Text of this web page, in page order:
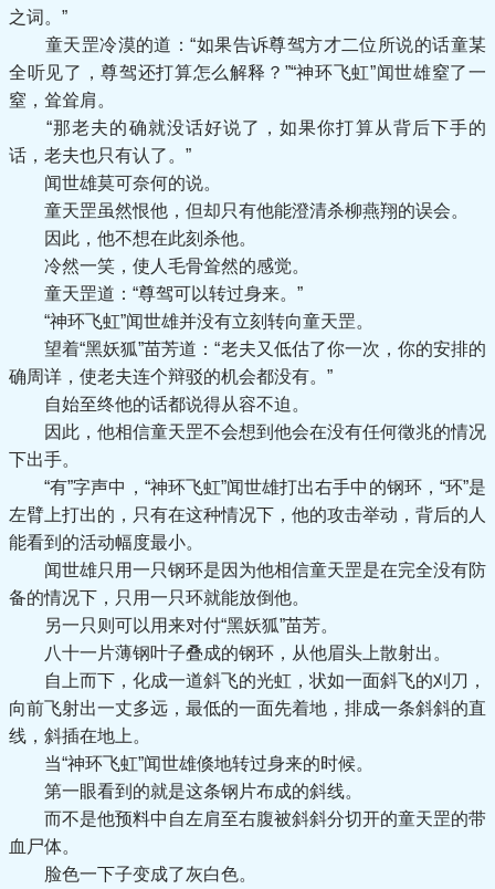
之词。”
童天罡冷漠的道：“如果告诉尊驾方才二位所说的话童某
全听见了，尊驾还打算怎么解释？”“神环飞虹”闻世雄窒了一
窒，耸耸肩。
“那老夫的确就没话好说了，如果你打算从背后下手的
话，老夫也只有认了。”
闻世雄莫可奈何的说。
童天罡虽然恨他，但却只有他能澄清杀柳燕翔的误会。
因此，他不想在此刻杀他。
冷然一笑，使人毛骨耸然的感觉。
童天罡道：“尊驾可以转过身来。”
“神环飞虹”闻世雄并没有立刻转向童天罡。
望着“黑妖狐”苗芳道：“老夫又低估了你一次，你的安排的
确周详，使老夫连个辩驳的机会都没有。”
自始至终他的话都说得从容不迫。
因此，他相信童天罡不会想到他会在没有任何徵兆的情况
下出手。
“有”字声中，“神环飞虹”闻世雄打出右手中的钢环，“环”是
左臂上打出的，只有在这种情况下，他的攻击举动，背后的人
能看到的活动幅度最小。
闻世雄只用一只钢环是因为他相信童天罡是在完全没有防
备的情况下，只用一只环就能放倒他。
另一只则可以用来对付“黑妖狐”苗芳。
八十一片薄钢叶子叠成的钢环，从他眉头上散射出。
自上而下，化成一道斜飞的光虹，状如一面斜飞的刈刀，
向前飞射出一丈多远，最低的一面先着地，排成一条斜斜的直
线，斜插在地上。
当“神环飞虹”闻世雄倏地转过身来的时候。
第一眼看到的就是这条钢片布成的斜线。
而不是他预料中自左肩至右腹被斜斜分切开的童天罡的带
血尸体。
脸色一下子变成了灰白色。